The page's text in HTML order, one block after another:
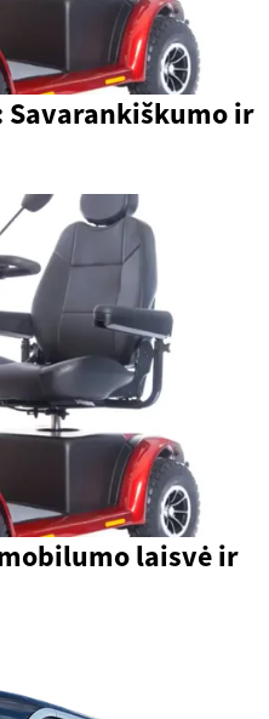
ir
laisvė ir